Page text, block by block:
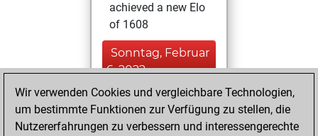
achieved a new Elo
of 1608
Sonntag, Februar
6, 2022
You won
against Fritz
Fritz
Wir verwenden Cookies und vergleichbare Technologien,
um bestimmte Funktionen zur Verfügung zu stellen, die
Nutzererfahrungen zu verbessern und interessengerechte